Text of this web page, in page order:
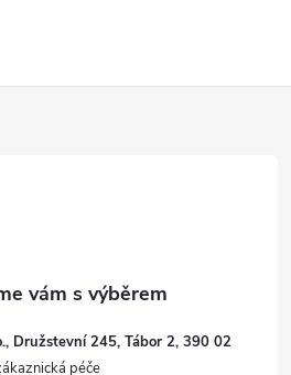
Družstevní 245, Tábor 2, 390 02